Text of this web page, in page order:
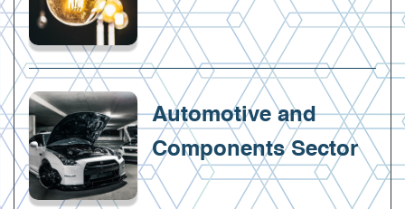
Automotive and
Components Sector